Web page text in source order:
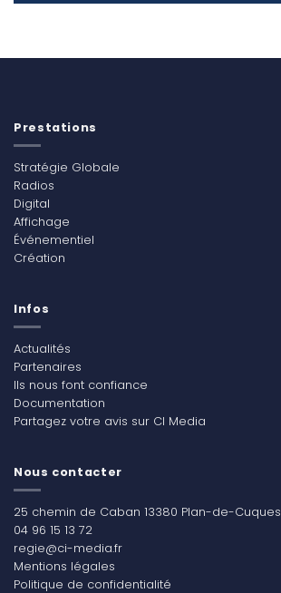
Prestations
Stratégie Globale
Radios
Digital
Affichage
Événementiel
Création
Infos
Actualités
Partenaires
Ils nous font confiance
Documentation
Partagez votre avis sur CI Media
Nous contacter
25 chemin de Caban 13380 Plan-de-Cuques
04 96 15 13 72
regie@ci-media.fr
Mentions légales
Politique de confidentialité